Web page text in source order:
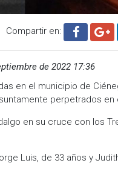
Compartir en:
de 2022 17:36
en el municipio de
perpetrados en
en su cruce con los
Luis, de 33 años y